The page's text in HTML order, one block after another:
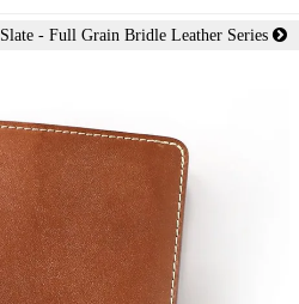
Slate - Full Grain Bridle Leather Series